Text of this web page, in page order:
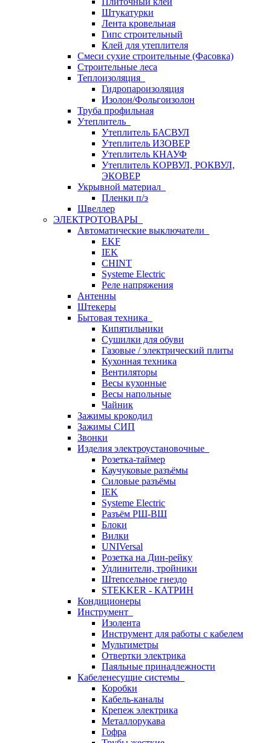
Штукатурки
Лента кровельная
Гипс строительный
Клей для утеплителя
Смеси сухие строительные (Фасовка)
Строительные леса
Теплоизоляция
Гидропароизоляция
Изолон/Фольгоизолон
Труба профильная
Утеплитель
Утеплитель БАСВУЛ
Утеплитель ИЗОВЕР
Утеплитель КНАУФ
Утеплитель КОРВУЛ, РОКВУЛ,
ЭКОВЕР
Укрывной материал
Пленки п/э
Швеллер
ЭЛЕКТРОТОВАРЫ
Автоматические выключатели
EKF
IEK
CHINT
Systeme Electric
Реле напряжения
Антенны
Штекеры
Бытовая техника
Кипятильники
Сушилки для обуви
Газовые / электрический плиты
Кухонная техника
Вентиляторы
Весы кухонные
Весы напольные
Чайник
Зажимы крокодил
Зажимы СИП
Звонки
Изделия электроустановочные
Розетка-таймер
Каучуковые разъёмы
Силовые разъёмы
IEK
Systeme Electric
Разъём РШ-ВШ
Блоки
Вилки
UNIVersal
Розетка на Дин-рейку
Удлинители, тройники
Штепсельное гнездо
STEKKER - КАТРИН
Кондиционеры
Инструмент
Изолента
Инструмент для работы с кабелем
Мультиметры
Отвертки электрика
Паяльные принадлежности
Кабеленесущие системы
Коробки
Кабель-каналы
Крепеж электрика
Металлорукава
Гофра